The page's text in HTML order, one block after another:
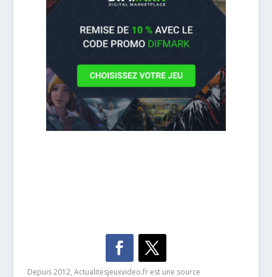
Depuis 2012, Actualitesjeuxvideo.fr est une source